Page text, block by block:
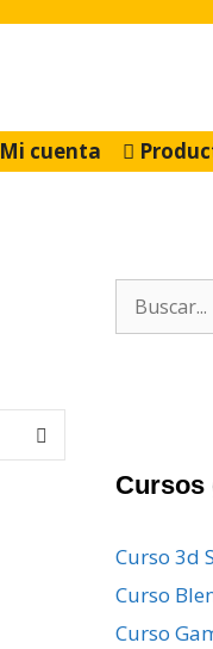
Mi cuenta
Buscar:
Cursos
Curso 3d
Curso
Curso